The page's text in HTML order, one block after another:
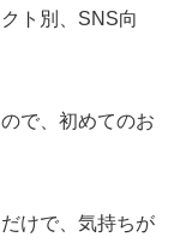
ト別、SNS向
で、初めてのお
けで、気持ちが